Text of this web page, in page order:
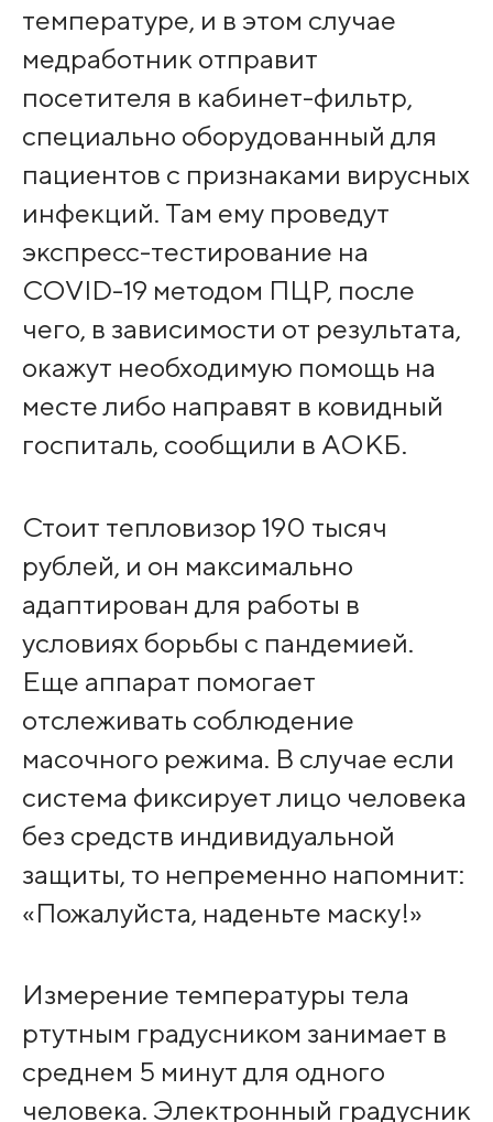
температуре, и в этом случае
медработник отправит
посетителя в кабинет-фильтр,
специально оборудованный для
пациентов с признаками вирусных
инфекций. Там ему проведут
экспресс-тестирование на
COVID-19 методом ПЦР, после
чего, в зависимости от результата,
окажут необходимую помощь на
месте либо направят в ковидный
госпиталь, сообщили в АОКБ.
Стоит тепловизор 190 тысяч
рублей, и он максимально
адаптирован для работы в
условиях борьбы с пандемией.
Еще аппарат помогает
отслеживать соблюдение
масочного режима. В случае если
система фиксирует лицо человека
без средств индивидуальной
защиты, то непременно напомнит:
«Пожалуйста, наденьте маску!»
Измерение температуры тела
ртутным градусником занимает в
среднем 5 минут для одного
человека. Электронный градусник